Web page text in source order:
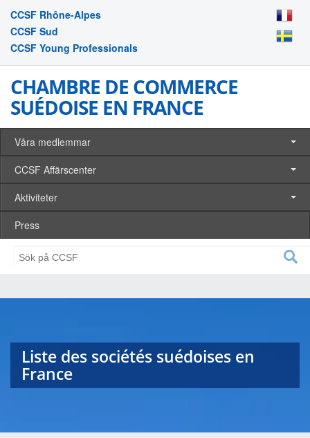
CCSF Rhône-Alpes
CCSF Sud
CCSF Young Professionals
CHAMBRE DE COMMERCE
SUÉDOISE EN FRANCE
Våra medlemmar
CCSF Affärscenter
Aktiviteter
Press
Liste des sociétés suédoises en
France